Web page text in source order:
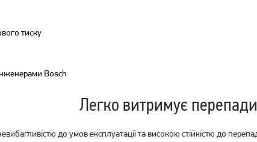
тиску
Bosch
Легко витримує
до умов експлуатації та високою стійкістю до